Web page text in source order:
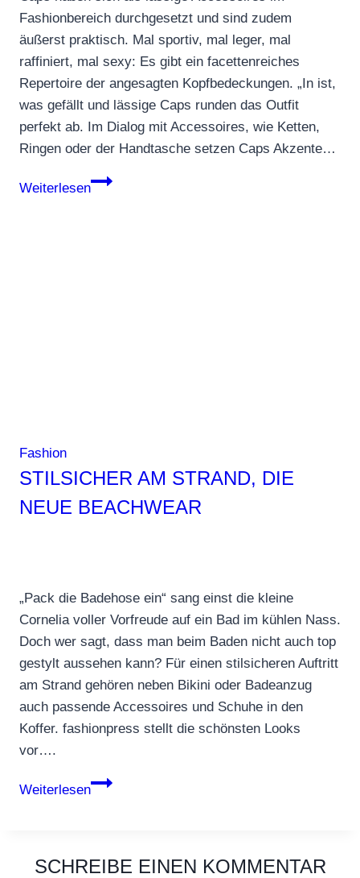
Fashionbereich durchgesetzt und sind zudem
äußerst praktisch. Mal sportiv, mal leger, mal
raffiniert, mal sexy: Es gibt ein facettenreiches
Repertoire der angesagten Kopfbedeckungen. „In ist,
was gefällt und lässige Caps runden das Outfit
perfekt ab. Im Dialog mit Accessoires, wie Ketten,
Ringen oder der Handtasche setzen Caps Akzente…
Weiterlesen
Sticker
Fashion
STILSICHER AM STRAND, DIE
NEUE BEACHWEAR
„Pack die Badehose ein“ sang einst die kleine
Cornelia voller Vorfreude auf ein Bad im kühlen Nass.
Doch wer sagt, dass man beim Baden nicht auch top
gestylt aussehen kann? Für einen stilsicheren Auftritt
am Strand gehören neben Bikini oder Badeanzug
auch passende Accessoires und Schuhe in den
Koffer. fashionpress stellt die schönsten Looks
vor….
Weiterlesen
Stilsicher
neue
SCHREIBE EINEN KOMMENTAR